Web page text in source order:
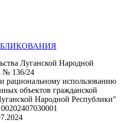
Луганской Народной
№ 136/24
рациональному использованию
объектов гражданской
Народной Республики"